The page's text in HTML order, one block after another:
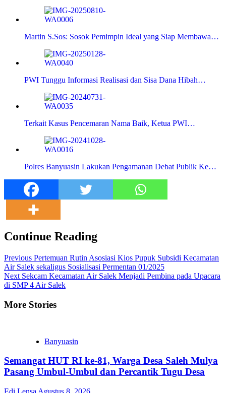
Martin S.Sos: Sosok Pemimpin Ideal yang Siap Membawa…
PWI Tunggu Informasi Realisasi dan Sisa Dana Hibah…
Terkait Kasus Pencemaran Nama Baik, Ketua PWI…
Polres Banyuasin Lakukan Pengamanan Debat Publik Ke…
Continue Reading
Previous Pertemuan Rutin Asosiasi Kios Pupuk Subsidi Kecamatan
Air Salek sekaligus Sosialisasi Permentan 01/2025
Next Sekcam Kecamatan Air Salek Menjadi Pembina pada Upacara
di SMP 4 Air Salek
More Stories
Banyuasin
Semangat HUT RI ke-81, Warga Desa Saleh Mulya
Pasang Umbul-Umbul dan Percantik Tugu Desa
Edi Lensa Agustus 8, 2026